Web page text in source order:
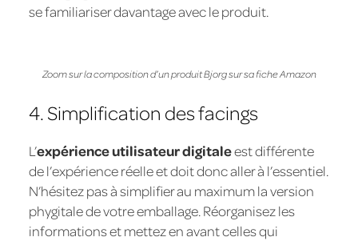
se familiariser davantage avec le produit.
Zoom sur la composition d’un produit Bjorg sur sa fiche Amazon
4. Simplification des facings
L’expérience utilisateur digitaleest différente
de l’expérience réelle et doit donc aller à l’essentiel.
N’hésitez pas à simplifier au maximum la version
phygitale de votre emballage. Réorganisez les
informations et mettez en avant celles qui